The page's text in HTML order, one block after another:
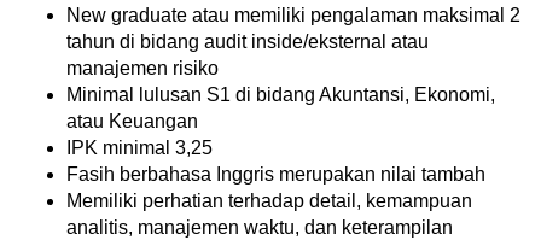
New graduate atau memiliki pengalaman maksimal 2
tahun di bidang audit inside/eksternal atau
manajemen risiko
Minimal lulusan S1 di bidang Akuntansi, Ekonomi,
atau Keuangan
IPK minimal 3,25
Fasih berbahasa Inggris merupakan nilai tambah
Memiliki perhatian terhadap detail, kemampuan
analitis, manajemen waktu, dan keterampilan